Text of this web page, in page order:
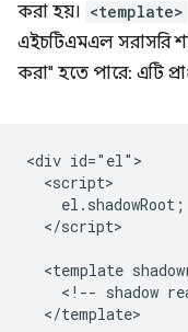
করা হয়। <template>
এইচটিএমএল সরাসরি
করা" হতে পারে: এটি
<div id="el">
  <script>
  </script>
<template
<!-- shadow
  </template>